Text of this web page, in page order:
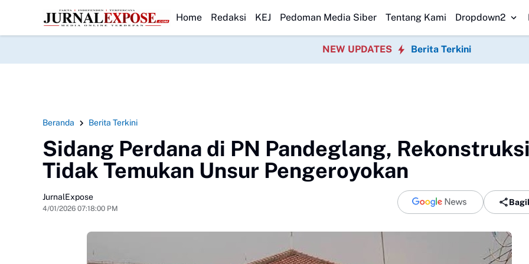
HEADLINE
Usut Kematian WindaForwatu Banten Soroti Dugaan Penyimpangan Program P3TGAI 2026 Bersama Warga Sobang Gotong
Home Redaksi KEJ Pedoman Media Siber Tentang Kami Dropdown2
NEW UPDATES Berita Terkini
Beranda Berita Terkini
Sidang Perdana di PN Pandeglang, Rekonstruksi
Tidak Temukan Unsur Pengeroyokan
JurnalExpose
4/01/2026 07:18:00 PM